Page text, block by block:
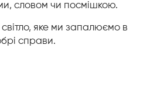
словом чи посмішкою.
яке ми запалюємо в
справи.